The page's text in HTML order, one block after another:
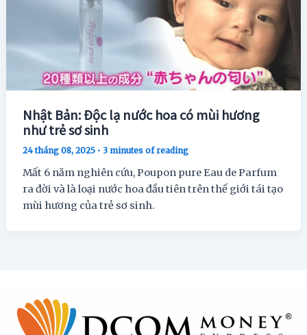
Nhật Bản: Độc lạ nước hoa có mùi hương
như trẻ sơ sinh
24 tháng 08, 2025 • 3 minutes of reading
Mất 6 năm nghiên cứu, Poupon pure Eau de Parfum
ra đời và là loại nước hoa đầu tiên trên thế giới tái tạo
mùi hương của trẻ sơ sinh.